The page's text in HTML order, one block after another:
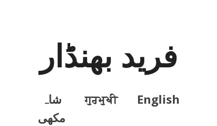
فرید بھنڈار
English
ਗੁਰਮੁਖੀ
شاہ
مکھی